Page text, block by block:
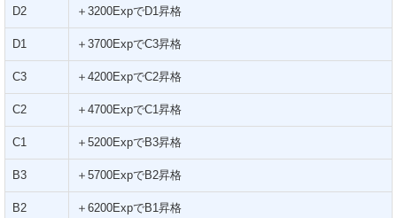
D2 ＋3200ExpでD1昇格
D1 ＋3700ExpでC3昇格
C3 ＋4200ExpでC2昇格
C2 ＋4700ExpでC1昇格
C1 ＋5200ExpでB3昇格
B3 ＋5700ExpでB2昇格
B2 ＋6200ExpでB1昇格